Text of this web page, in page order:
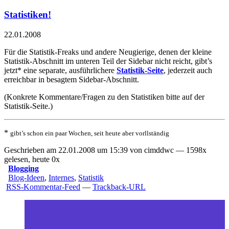
Statistiken!
22.01.2008
Für die Statistik-Freaks und andere Neugierige, denen der kleine
Statistik-Abschnitt im unteren Teil der Sidebar nicht reicht, gibt’s
jetzt* eine separate, ausführlichere Statistik-Seite, jederzeit auch
erreichbar in besagtem Sidebar-Abschnitt.
(Konkrete Kommentare/Fragen zu den Statistiken bitte auf der
Statistik-Seite.)
* gibt’s schon ein paar Wochen, seit heute aber vorllständig
Geschrieben am 22.01.2008 um 15:39 von cimddwc — 1598x
gelesen, heute 0x
Blogging
Blog-Ideen, Internes, Statistik
RSS-Kommentar-Feed — Trackback-URL